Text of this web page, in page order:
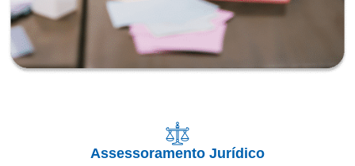
Assessoramento Jurídico